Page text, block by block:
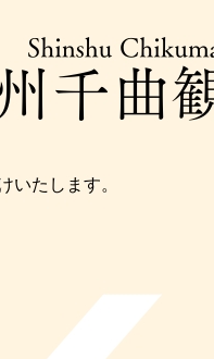
いたします。